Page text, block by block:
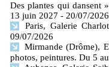
Des plantes qui dansent
13 juin 2027 - 20/07/2026
Paris, Galerie
09/07/2026
Mirmande (Drôme),
photos, peintures. Du 5